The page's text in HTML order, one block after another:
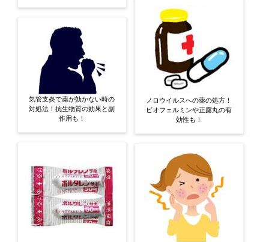
気管支炎で薬が効かない時の
対処法！抗生物質の効果と副
作用も！
ノロウイルスへの薬の処方！
ビオフェルミンや正露丸の有
効性も！